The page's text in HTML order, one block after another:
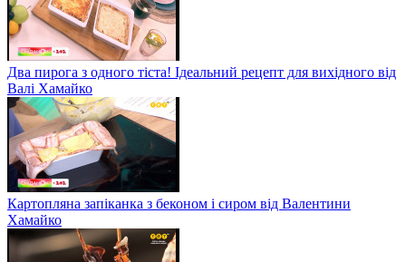
Два пирога з одного тіста! Ідеальний рецепт для вихідного від
Валі Хамайко
Картопляна запіканка з беконом і сиром від Валентини
Хамайко